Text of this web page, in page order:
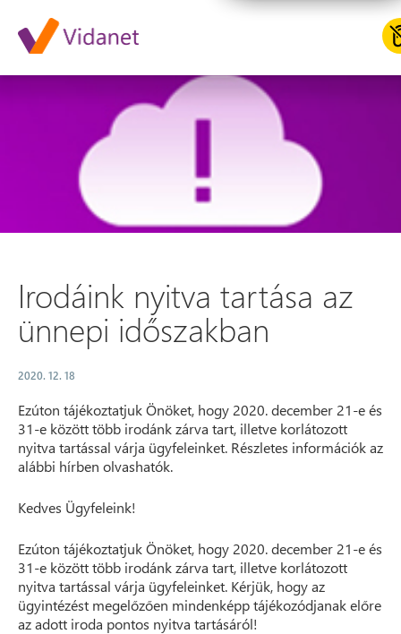
Irodáink nyitva tartása az
Irodáink nyitva tartása az
ünnepi időszakban
2020. 12. 18
Ezúton tájékoztatjuk Önöket, hogy 2020. december 21-e és
31-e között több irodánk zárva tart, illetve korlátozott
nyitva tartással várja ügyfeleinket. Részletes információk az
alábbi hírben olvashatók.
Kedves Ügyfeleink!
Ezúton tájékoztatjuk Önöket, hogy 2020. december 21-e és
31-e között több irodánk zárva tart, illetve korlátozott
nyitva tartással várja ügyfeleinket. Kérjük, hogy az
ügyintézést megelőzően mindenképp tájékozódjanak előre
az adott iroda pontos nyitva tartásáról!